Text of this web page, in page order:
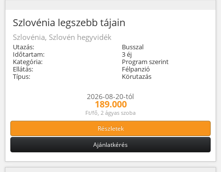
Szlovénia legszebb tájain
Szlovénia, Szlovén hegyvidék
Utazás:
Busszal
Időtartam:
3 éj
Kategória:
Program szerint
Ellátás:
Félpanzió
Típus:
Körutazás
2026-08-20-tól
189.000
Ft/fő, 2 ágyas szoba
Részletek
Ajánlatkérés